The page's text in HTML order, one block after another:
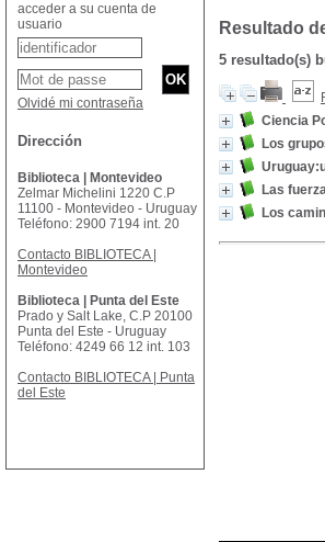
Resultado
5 resultado(s)
Ciencia
Los
Las
Los
acceder a su cuenta de
usuario
Olvidé mi contraseña
Dirección
Biblioteca | Montevideo
Zelmar Michelini 1220 C.P
11100 - Montevideo - Uruguay
Teléfono: 2900 7194 int. 20
Contacto BIBLIOTECA |
Montevideo
Biblioteca | Punta del Este
Prado y Salt Lake, C.P 20100
Punta del Este - Uruguay
Teléfono: 4249 66 12 int. 103
Contacto BIBLIOTECA | Punta
del Este